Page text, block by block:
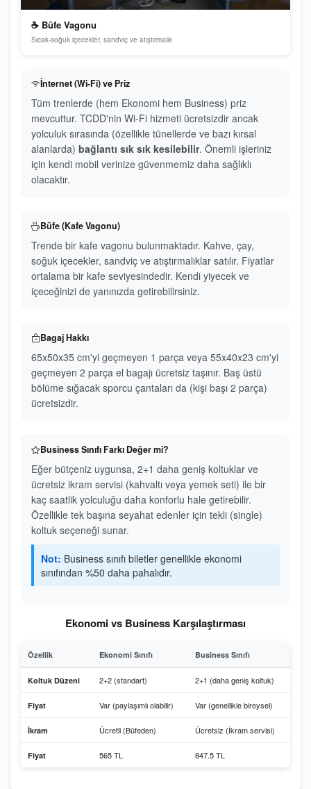
☕ Büfe Vagonu
Sıcak-soğuk içecekler, sandviç ve atıştırmalık
İnternet (Wi-Fi) ve Priz
Tüm trenlerde (hem Ekonomi hem Business) priz
mevcuttur. TCDD'nin Wi-Fi hizmeti ücretsizdir ancak
yolculuk sırasında (özellikle tünellerde ve bazı kırsal
alanlarda) bağlantı sık sık kesilebilir. Önemli işleriniz
için kendi mobil verinize güvenmemiz daha sağlıklı
olacaktır.
Büfe (Kafe Vagonu)
Trende bir kafe vagonu bulunmaktadır. Kahve, çay,
soğuk içecekler, sandviç ve atıştırmalıklar satılır. Fiyatlar
ortalama bir kafe seviyesindedir. Kendi yiyecek ve
içeceğinizi de yanınızda getirebilirsiniz.
Bagaj Hakkı
65x50x35 cm'yi geçmeyen 1 parça veya 55x40x23 cm'yi
geçmeyen 2 parça el bagajı ücretsiz taşınır. Baş üstü
bölüme sığacak sporcu çantaları da (kişi başı 2 parça)
ücretsizdir.
Business Sınıfı Farkı Değer mi?
Eğer bütçeniz uygunsa, 2+1 daha geniş koltuklar ve
ücretsiz ikram servisi (kahvaltı veya yemek seti) ile bir
kaç saatlik yolculuğu daha konforlu hale getirebilir.
Özellikle tek başına seyahat edenler için tekli (single)
koltuk seçeneği sunar.
Not: Business sınıfı biletler genellikle ekonomi
sınıfından %50 daha pahalıdır.
Ekonomi vs Business Karşılaştırması
Özellik Ekonomi Sınıfı Business Sınıfı
Koltuk Düzeni 2+2 (standart) 2+1 (daha geniş koltuk)
Fiyat Var (paylaşımlı olabilir) Var (genellikle bireysel)
İkram Ücretli (Büfeden) Ücretsiz (İkram servisi)
Fiyat 565 TL 847.5 TL